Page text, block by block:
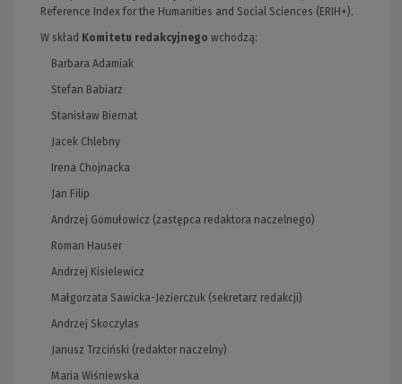
Reference Index for the Humanities and Social Sciences (ERIH+).
W skład Komitetu redakcyjnego wchodzą:
Barbara Adamiak
Stefan Babiarz
Stanisław Biernat
Jacek Chlebny
Irena Chojnacka
Jan Filip
Andrzej Gomułowicz (zastępca redaktora naczelnego)
Roman Hauser
Andrzej Kisielewicz
Małgorzata Sawicka-Jezierczuk (sekretarz redakcji)
Andrzej Skoczylas
Janusz Trzciński (redaktor naczelny)
Maria Wiśniewska